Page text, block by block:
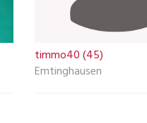
timmo40 (45)
Emtinghausen